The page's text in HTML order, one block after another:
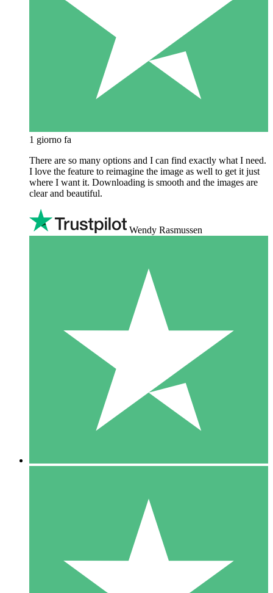
1 giorno fa
There are so many options and I can find exactly what I need.
I love the feature to reimagine the image as well to get it just
where I want it. Downloading is smooth and the images are
clear and beautiful.
Wendy Rasmussen